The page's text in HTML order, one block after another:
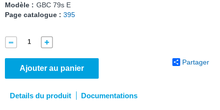
Modèle : GBC 79s E
Page catalogue : 395
Ajouter au panier
Partager
Details du produit Documentations